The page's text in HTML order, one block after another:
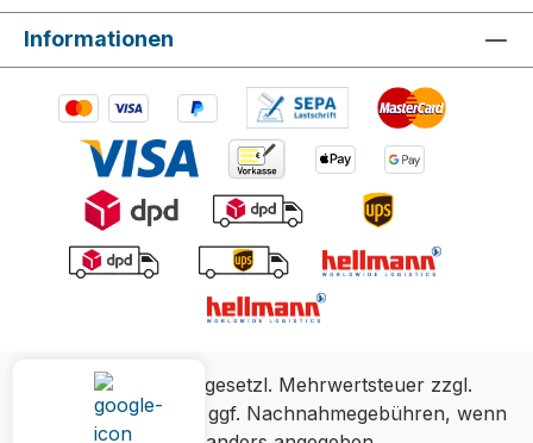
Informationen
Alle Preise inkl. gesetzl. Mehrwertsteuer zzgl.
Versandkostenund ggf. Nachnahmegebühren, wenn